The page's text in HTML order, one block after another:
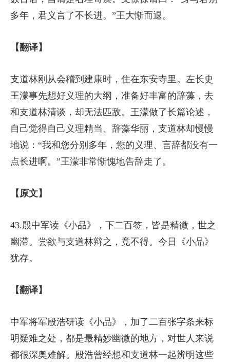
多年，君义言了不长进。”王大惭而退。
【翻译】
支道林刚从会稽到建康时，住在东安寺里。左长史
王濛事先想好义理的大纲，准备好丰富的辞藻，去
和支道林清谈，却无法匹敌。王濛做了长篇论述，
自己觉得自己义理精当、辞藻华丽，支道林却慢慢
地说：“我和您分别多年，您的义理、言辞都没有一
点长进啊。”王濛非常惭愧地告辞走了。
【原文】
43.殷中军读《小品》，下二百签，皆是精微，世之
幽滞。尝欲与支道林辩之，竟不得。今日《小品》
犹存。
【翻译】
中军将军殷浩研读《小品》，加了二百张字条来标
明疑难之处，都是最精妙幽微的地方，对世人来说
都很深奥难解。殷浩曾经想和支道林一起辨明这些